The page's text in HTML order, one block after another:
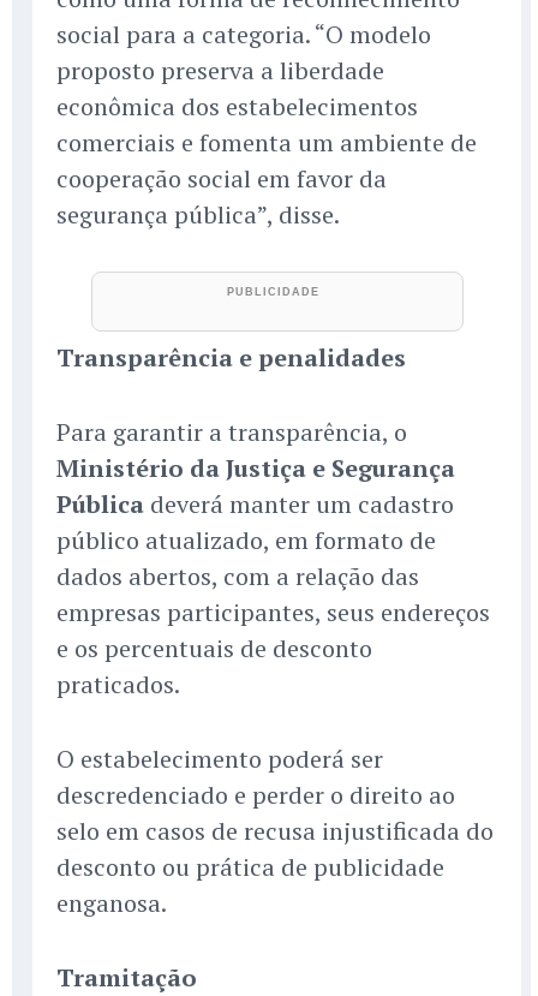
social para a categoria. “O modelo
proposto preserva a liberdade
econômica dos estabelecimentos
comerciais e fomenta um ambiente de
cooperação social em favor da
segurança pública”, disse.
Transparência e penalidades
Para garantir a transparência, o
Ministério da Justiça e Segurança
Pública deverá manter um cadastro
público atualizado, em formato de
dados abertos, com a relação das
empresas participantes, seus endereços
e os percentuais de desconto
praticados.
O estabelecimento poderá ser
descredenciado e perder o direito ao
selo em casos de recusa injustificada do
desconto ou prática de publicidade
enganosa.
Tramitação